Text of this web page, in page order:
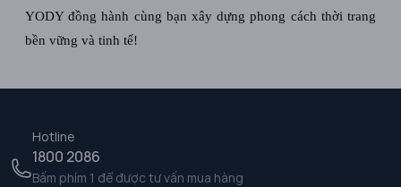
YODY đồng hành cùng bạn xây dựng phong cách thời trang
bền vững và tinh tế!
Hotline
1800 2086
Bấm phím 1 để được tư vấn mua hàng